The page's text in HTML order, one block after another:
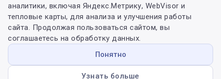
аналитики, включая Яндекс.Метрику, WebVisor и
тепловые карты, для анализа и улучшения работы
сайта. Продолжая пользоваться сайтом, вы
соглашаетесь на обработку данных.
Понятно
Узнать больше